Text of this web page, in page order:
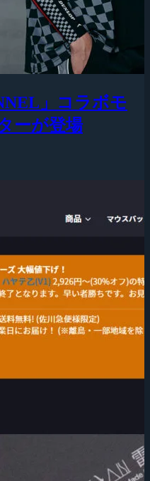
」コラボモ
ーが登場